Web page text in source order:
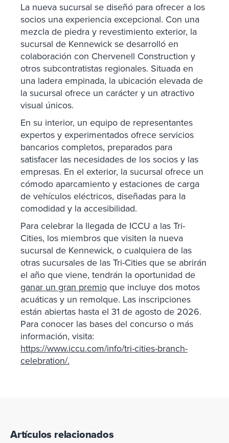
La nueva sucursal se diseñó para ofrecer a los
socios una experiencia excepcional. Con una
mezcla de piedra y revestimiento exterior, la
sucursal de Kennewick se desarrolló en
colaboración con Chervenell Construction y
otros subcontratistas regionales. Situada en
una ladera empinada, la ubicación elevada de
la sucursal ofrece un carácter y un atractivo
visual únicos.
En su interior, un equipo de representantes
expertos y experimentados ofrece servicios
bancarios completos, preparados para
satisfacer las necesidades de los socios y las
empresas. En el exterior, la sucursal ofrece un
cómodo aparcamiento y estaciones de carga
de vehículos eléctricos, diseñadas para la
comodidad y la accesibilidad.
Para celebrar la llegada de ICCU a las Tri-
Cities, los miembros que visiten la nueva
sucursal de Kennewick, o cualquiera de las
otras sucursales de las Tri-Cities que se abrirán
el año que viene, tendrán la oportunidad de
ganar un gran premio que incluye dos motos
acuáticas y un remolque. Las inscripciones
están abiertas hasta el 31 de agosto de 2026.
Para conocer las bases del concurso o más
información, visita:
https://www.iccu.com/info/tri-cities-branch-
celebration/.
Artículos relacionados